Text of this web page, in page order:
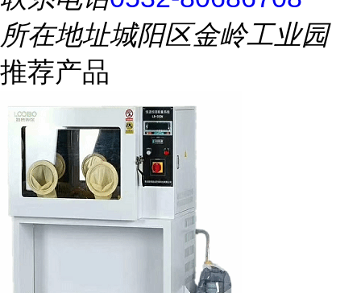
所在地址城阳区金岭工业园
推荐产品